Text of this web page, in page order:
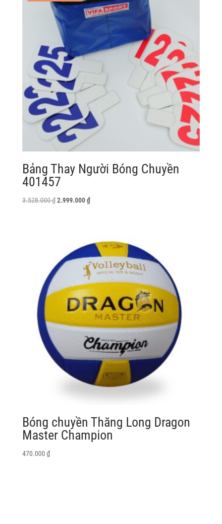
Bảng Thay Người Bóng Chuyền
401457
3.528.000₫ Giá
2.999.000₫Giá
2.999.000 ₫.
Bóng chuyền Thăng Long Dragon
Master Champion
470.000 ₫